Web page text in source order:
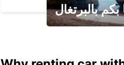
بالبرتغال